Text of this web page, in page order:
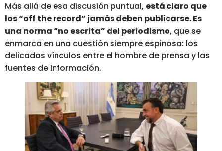
Más allá de esa discusión puntual, está claro que
los “off the record” jamás deben publicarse. Es
una norma “no escrita” del periodismo, que se
enmarca en una cuestión siempre espinosa: los
delicados vínculos entre el hombre de prensa y las
fuentes de información.